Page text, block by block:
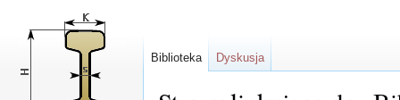
Biblioteka Dyskusja